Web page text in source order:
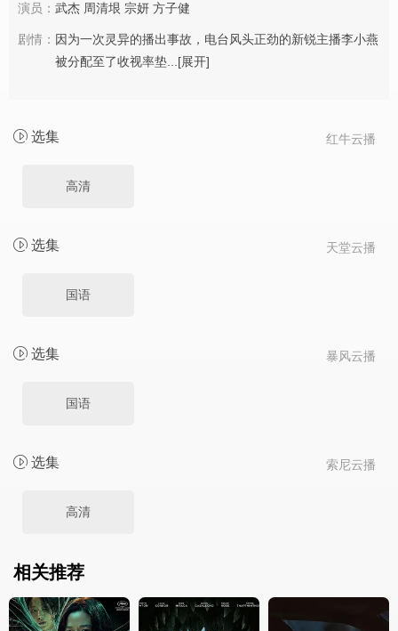
演员： 武杰 周清垠 宗妍 方子健
剧情： 因为一次灵异的播出事故，电台风头正劲的新锐主播李小燕
被分配至了收视率垫... [展开]
红牛云播
选集
高清
天堂云播
选集
国语
暴风云播
选集
国语
索尼云播
选集
高清
相关推荐